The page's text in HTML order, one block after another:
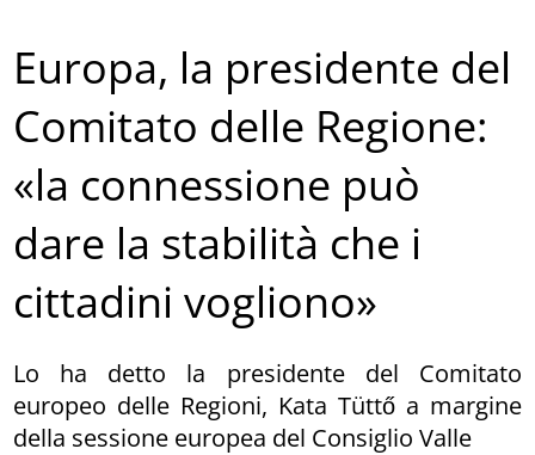
Europa, la presidente del
Comitato delle Regione:
«la connessione può
dare la stabilità che i
cittadini vogliono»
Lo ha detto la presidente del Comitato
europeo delle Regioni, Kata Tüttő a margine
della sessione europea del Consiglio Valle